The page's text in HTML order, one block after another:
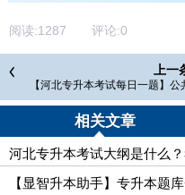
阅读:1287 评论:0
上一
【河北专升本考试每日一题】公
课政治试
相关文章
河北专升本考试大纲是什么
【显智升本助手】专升本题